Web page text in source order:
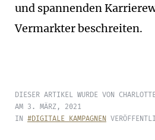
und spannenden
Vermarkter beschreiten.
DIESER ARTIKEL WURDE VON
AM 3. MÄRZ, 2021
IN #DIGITALE KAMPAGNEN